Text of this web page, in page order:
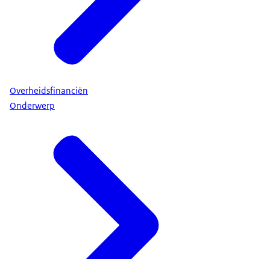
Overheidsfinanciën
Onderwerp